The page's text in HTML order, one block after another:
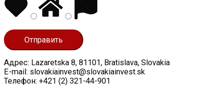
Адрес: Lazaretska 8, 81101, Bratislava, Slovakia
E-mail: slovakiainvest@slovakiainvest.sk
Телефон: +421 (2) 321-44-901